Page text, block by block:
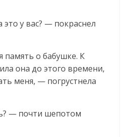
у вас? — покраснел
память о бабушке. К
она до этого времени,
меня, — погрустнела
— почти шепотом